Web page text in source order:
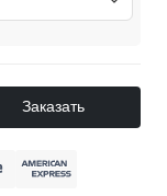
Заказать